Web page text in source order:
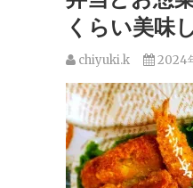
くらい美味
chiyuki.k 2024